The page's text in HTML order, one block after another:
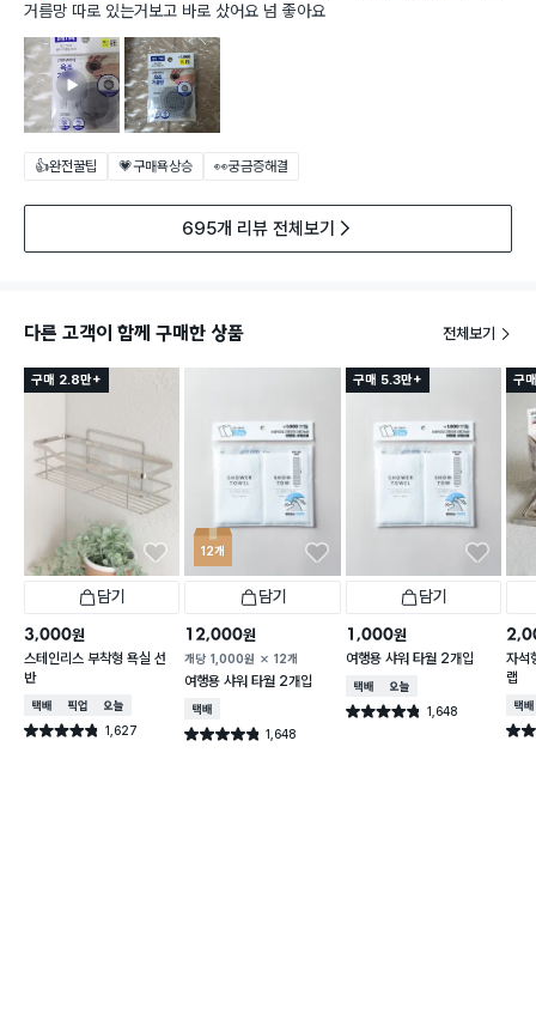
거름망 따로 있는거보고 바로 샀어요 넘 좋아요
👍완전꿀팁 💗구매욕상승 👀궁금증해결
695개 리뷰 전체보기
다른 고객이 함께 구매한 상품 전체보기
구매 2.8만+
담기
3,000원
스테인리스 부착형 욕실 선
반
택배배송매장픽업오늘배송
별점 4.8점 1,627
건 작성
12개
담기
12,000원
개당 1,000원 12개
여행용 샤워 타월 2개입
택배배송
별점 4.8점 1,648
건 작성
구매 5.3만+
담기
1,000원
여행용 샤워 타월 2개입
택배배송오늘배송
별점 4.8점 1,648
건 작성
구
자석
랩
택배
별점